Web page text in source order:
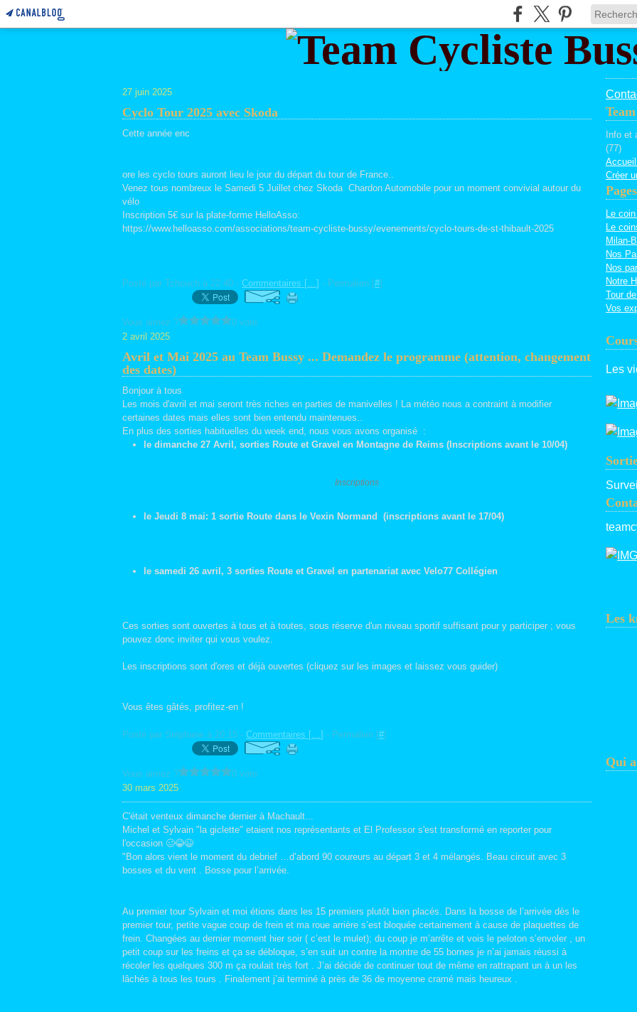
27 juin 2025
Cyclo Tour 2025 avec Skoda
Cette année enc
ore les cyclo tours auront lieu le jour du départ du tour de France..
Venez tous nombreux le Samedi 5 Juillet chez Skoda Chardon Automobile pour un moment convivial autour du
vélo
Inscription 5€ sur la plate-forme HelloAsso:
https://www.helloasso.com/associations/team-cycliste-bussy/evenements/cyclo-tours-de-st-thibault-2025
Posté par Tchouch à 22:40 - Commentaires […] - Permalien [#]
Vous aimez ?
0 vote
2 avril 2025
Avril et Mai 2025 au Team Bussy ... Demandez le programme (attention, changement
des dates)
Bonjour à tous
Les mois d'avril et mai seront très riches en parties de manivelles ! La météo nous a contraint à modifier
certaines dates mais elles sont bien entendu maintenues..
En plus des sorties habituelles du week end, nous vous avons organisé :
le dimanche 27 Avril, sorties Route et Gravel en Montagne de Reims (Inscriptions avant le 10/04)
Inscriptions
le Jeudi 8 mai: 1 sortie Route dans le Vexin Normand (inscriptions avant le 17/04)
le samedi 26 avril, 3 sorties Route et Gravel en partenariat avec Velo77 Collégien
Ces sorties sont ouvertes à tous et à toutes, sous réserve d'un niveau sportif suffisant pour y participer ; vous
pouvez donc inviter qui vous voulez.
Les inscriptions sont d'ores et déjà ouvertes (cliquez sur les images et laissez vous guider)
Vous êtes gâtés, profitez-en !
Posté par Stéphane à 20:15 - Commentaires […] - Permalien [#]
Vous aimez ?
0 vote
30 mars 2025
C'était venteux dimanche dernier à Machault...
Michel et Sylvain "la giclette" etaient nos représentants et El Professor s'est transformé en reporter pour
l'occasion 🥴😂😉
"Bon alors vient le moment du debrief …d’abord 90 coureurs au départ 3 et 4 mélangés. Beau circuit avec 3
bosses et du vent . Bosse pour l’arrivée.
Au premier tour Sylvain et moi étions dans les 15 premiers plutôt bien placés. Dans la bosse de l’arrivée dès le
premier tour, petite vague coup de frein et ma roue arrière s’est bloquée certainement à cause de plaquettes de
frein. Changées au dernier moment hier soir ( c’est le mulet); du coup je m’arrête et vois le peloton s’envoler , un
petit coup sur les freins et ça se débloque, s’en suit un contre la montre de 55 bornes je n’ai jamais réussi à
récoler les quelques 300 m ça roulait très fort . J’ai décidé de continuer tout de même en rattrapant un à un les
lâchés à tous les tours . Finalement j’ai terminé à près de 36 de moyenne cramé mais heureux .
Info et
(77)
Créer
Pages
Le
Le
Milan-
Nos
Nos
Notre
Tour
Vos
Les
Les
Qui